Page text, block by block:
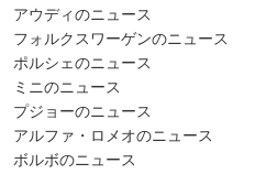
アウディのニュース
フォルクスワーゲンのニュース
ポルシェのニュース
ミニのニュース
プジョーのニュース
アルファ・ロメオのニュース
ボルボのニュース